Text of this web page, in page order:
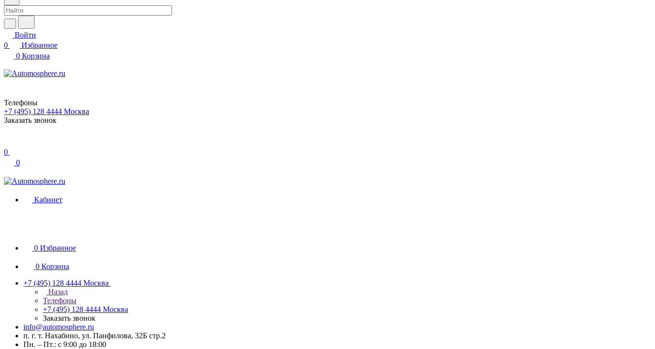
Войти
0
Избранное
0 Корзина
Телефоны
+7 (495) 128 4444 Москва
Заказать звонок
0
0
Кабинет
0 Избранное
0 Корзина
+7 (495) 128 4444 Москва
Назад
Телефоны
+7 (495) 128 4444 Москва
Заказать звонок
info@automosphere.ru
п. г. т. Нахабино, ул. Панфилова, 32Б стр.2
Пн. – Пт.: с 9:00 до 18:00